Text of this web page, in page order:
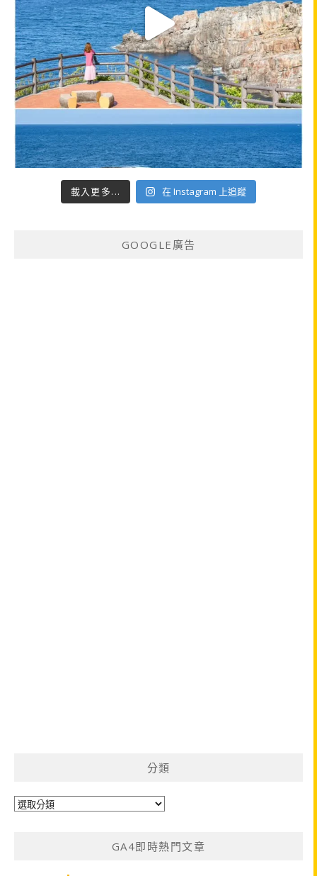
載入更多... 在 Instagram 上追蹤
GOOGLE廣告
分類
分
GA4即時熱門文章